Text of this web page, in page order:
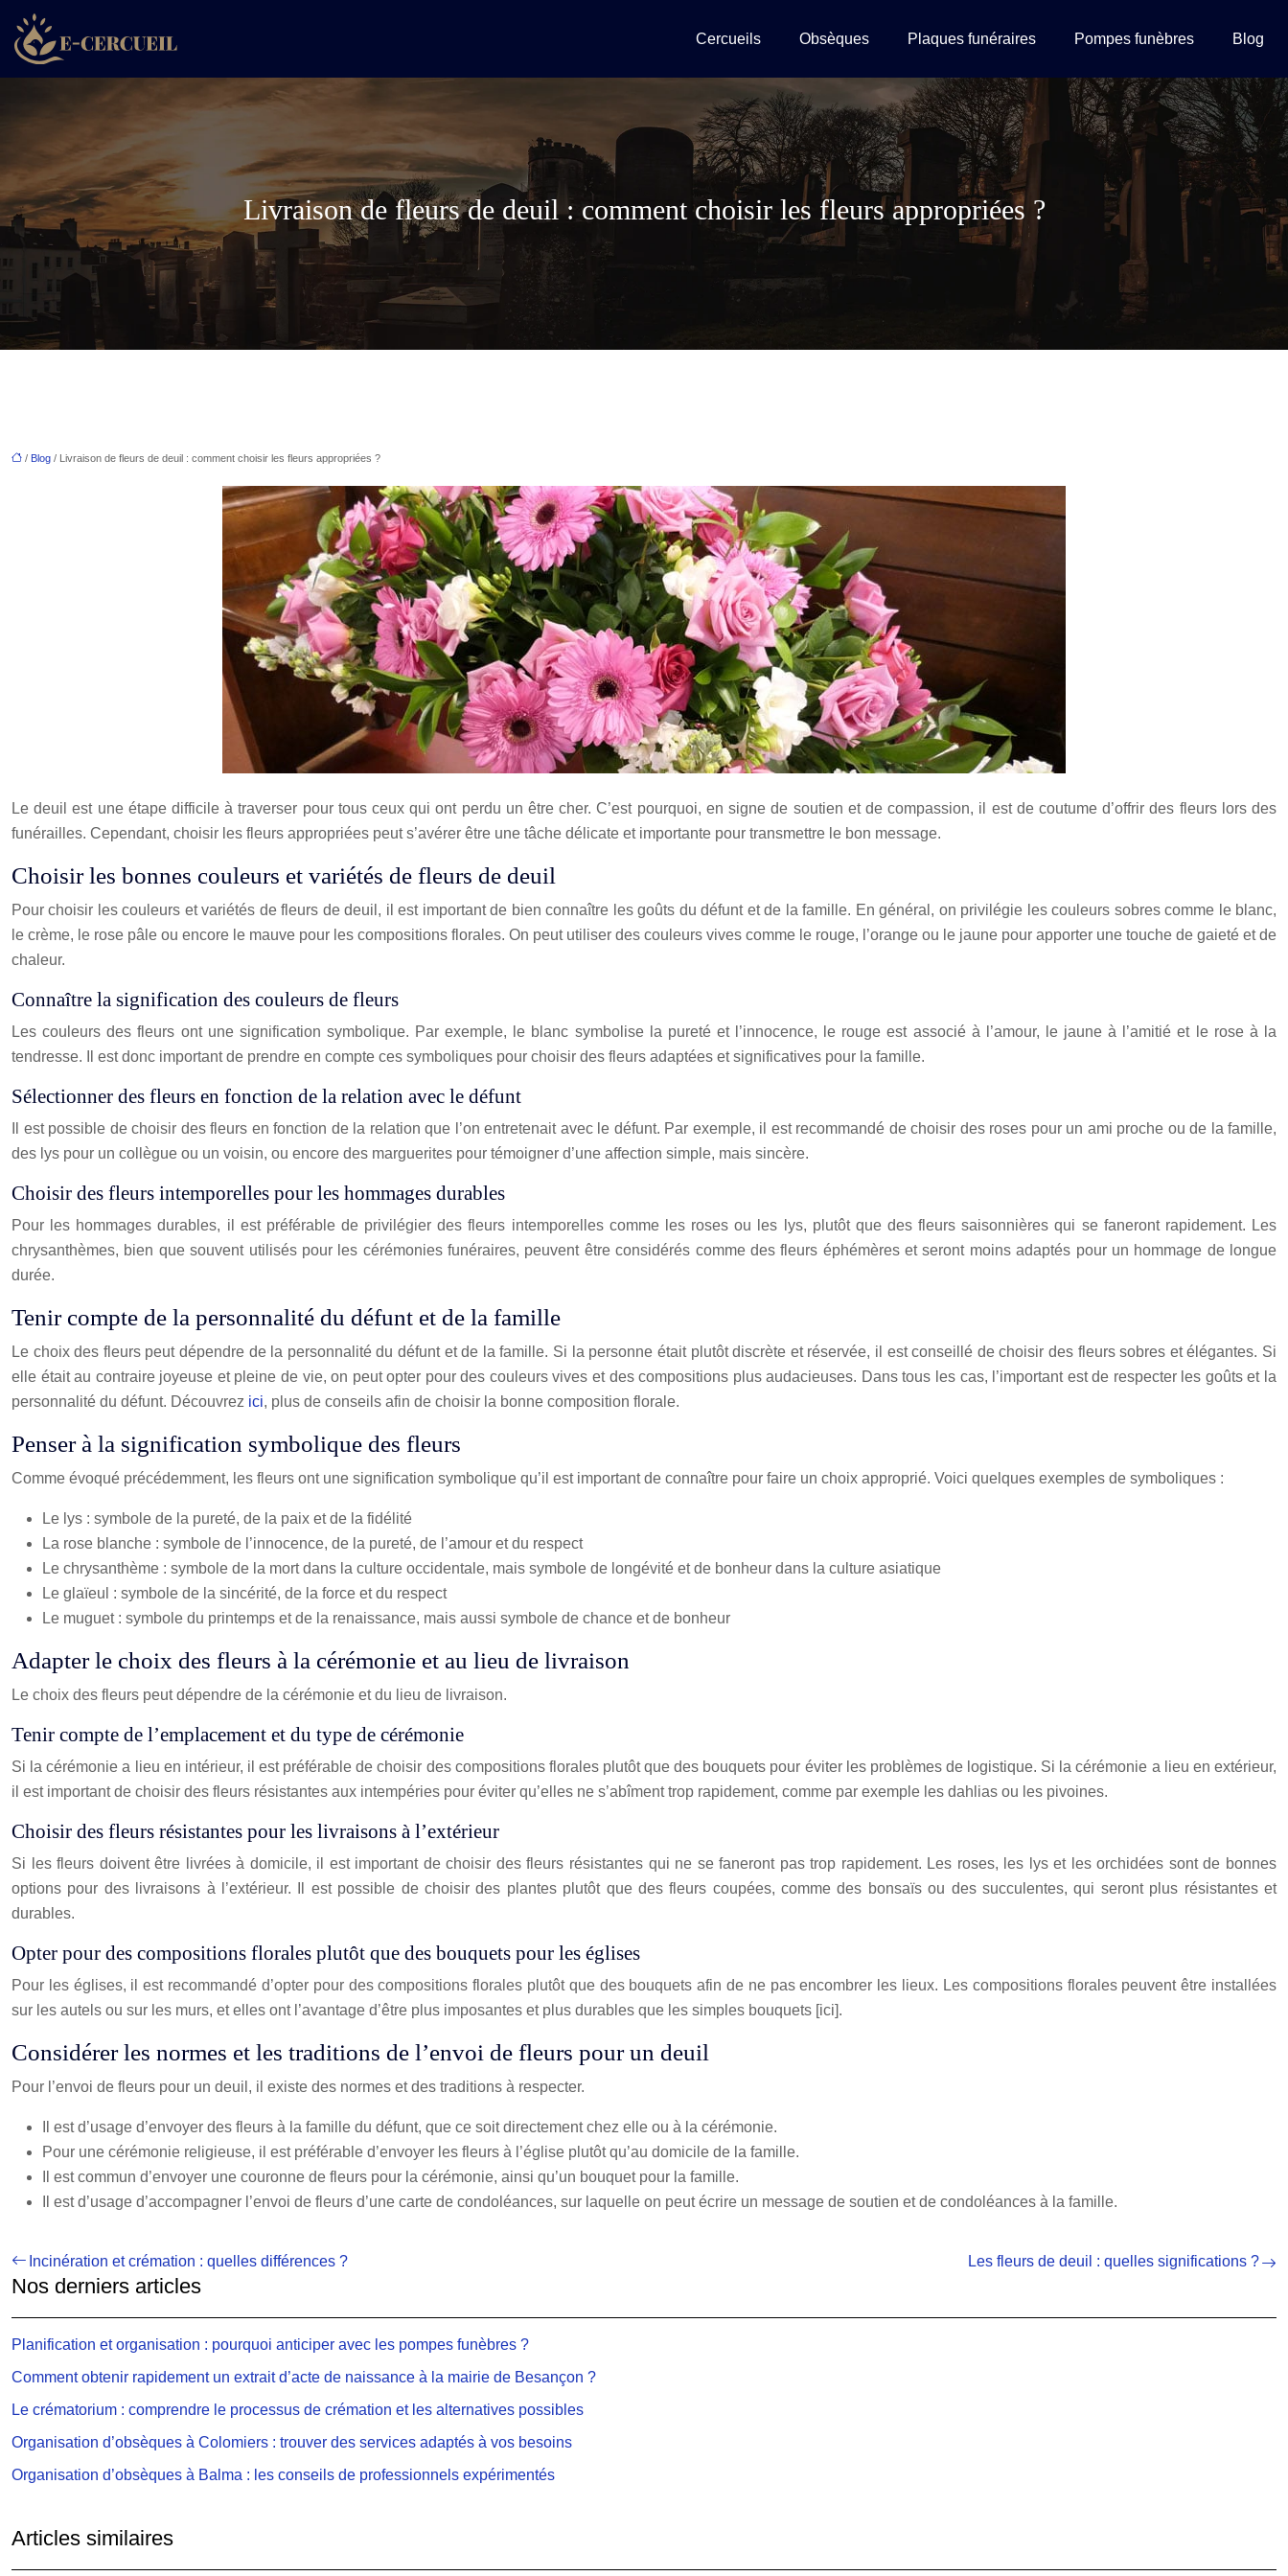
Cercueils Obsèques Plaques funéraires Pompes funèbres Blog
Livraison de fleurs de deuil : comment choisir les fleurs appropriées ?
/ Blog / Livraison de fleurs de deuil : comment choisir les fleurs appropriées ?
Le deuil est une étape difficile à traverser pour tous ceux qui ont perdu un être cher. C’est pourquoi, en signe de soutien et de compassion, il est de coutume d’offrir des fleurs lors des
funérailles. Cependant, choisir les fleurs appropriées peut s’avérer être une tâche délicate et importante pour transmettre le bon message.
Choisir les bonnes couleurs et variétés de fleurs de deuil
Pour choisir les couleurs et variétés de fleurs de deuil, il est important de bien connaître les goûts du défunt et de la famille. En général, on privilégie les couleurs sobres comme le blanc,
le crème, le rose pâle ou encore le mauve pour les compositions florales. On peut utiliser des couleurs vives comme le rouge, l’orange ou le jaune pour apporter une touche de gaieté et de
chaleur.
Connaître la signification des couleurs de fleurs
Les couleurs des fleurs ont une signification symbolique. Par exemple, le blanc symbolise la pureté et l’innocence, le rouge est associé à l’amour, le jaune à l’amitié et le rose à la
tendresse. Il est donc important de prendre en compte ces symboliques pour choisir des fleurs adaptées et significatives pour la famille.
Sélectionner des fleurs en fonction de la relation avec le défunt
Il est possible de choisir des fleurs en fonction de la relation que l’on entretenait avec le défunt. Par exemple, il est recommandé de choisir des roses pour un ami proche ou de la famille,
des lys pour un collègue ou un voisin, ou encore des marguerites pour témoigner d’une affection simple, mais sincère.
Choisir des fleurs intemporelles pour les hommages durables
Pour les hommages durables, il est préférable de privilégier des fleurs intemporelles comme les roses ou les lys, plutôt que des fleurs saisonnières qui se faneront rapidement. Les
chrysanthèmes, bien que souvent utilisés pour les cérémonies funéraires, peuvent être considérés comme des fleurs éphémères et seront moins adaptés pour un hommage de longue
durée.
Tenir compte de la personnalité du défunt et de la famille
Le choix des fleurs peut dépendre de la personnalité du défunt et de la famille. Si la personne était plutôt discrète et réservée, il est conseillé de choisir des fleurs sobres et élégantes. Si
elle était au contraire joyeuse et pleine de vie, on peut opter pour des couleurs vives et des compositions plus audacieuses. Dans tous les cas, l’important est de respecter les goûts et la
personnalité du défunt. Découvrez ici, plus de conseils afin de choisir la bonne composition florale.
Penser à la signification symbolique des fleurs
Comme évoqué précédemment, les fleurs ont une signification symbolique qu’il est important de connaître pour faire un choix approprié. Voici quelques exemples de symboliques :
Le lys : symbole de la pureté, de la paix et de la fidélité
La rose blanche : symbole de l’innocence, de la pureté, de l’amour et du respect
Le chrysanthème : symbole de la mort dans la culture occidentale, mais symbole de longévité et de bonheur dans la culture asiatique
Le glaïeul : symbole de la sincérité, de la force et du respect
Le muguet : symbole du printemps et de la renaissance, mais aussi symbole de chance et de bonheur
Adapter le choix des fleurs à la cérémonie et au lieu de livraison
Le choix des fleurs peut dépendre de la cérémonie et du lieu de livraison.
Tenir compte de l’emplacement et du type de cérémonie
Si la cérémonie a lieu en intérieur, il est préférable de choisir des compositions florales plutôt que des bouquets pour éviter les problèmes de logistique. Si la cérémonie a lieu en extérieur,
il est important de choisir des fleurs résistantes aux intempéries pour éviter qu’elles ne s’abîment trop rapidement, comme par exemple les dahlias ou les pivoines.
Choisir des fleurs résistantes pour les livraisons à l’extérieur
Si les fleurs doivent être livrées à domicile, il est important de choisir des fleurs résistantes qui ne se faneront pas trop rapidement. Les roses, les lys et les orchidées sont de bonnes
options pour des livraisons à l’extérieur. Il est possible de choisir des plantes plutôt que des fleurs coupées, comme des bonsaïs ou des succulentes, qui seront plus résistantes et
durables.
Opter pour des compositions florales plutôt que des bouquets pour les églises
Pour les églises, il est recommandé d’opter pour des compositions florales plutôt que des bouquets afin de ne pas encombrer les lieux. Les compositions florales peuvent être installées
sur les autels ou sur les murs, et elles ont l’avantage d’être plus imposantes et plus durables que les simples bouquets [ici].
Considérer les normes et les traditions de l’envoi de fleurs pour un deuil
Pour l’envoi de fleurs pour un deuil, il existe des normes et des traditions à respecter.
Il est d’usage d’envoyer des fleurs à la famille du défunt, que ce soit directement chez elle ou à la cérémonie.
Pour une cérémonie religieuse, il est préférable d’envoyer les fleurs à l’église plutôt qu’au domicile de la famille.
Il est commun d’envoyer une couronne de fleurs pour la cérémonie, ainsi qu’un bouquet pour la famille.
Il est d’usage d’accompagner l’envoi de fleurs d’une carte de condoléances, sur laquelle on peut écrire un message de soutien et de condoléances à la famille.
Incinération et crémation : quelles différences ? Les fleurs de deuil : quelles significations ?
Nos derniers articles
Planification et organisation : pourquoi anticiper avec les pompes funèbres ?
Comment obtenir rapidement un extrait d’acte de naissance à la mairie de Besançon ?
Le crématorium : comprendre le processus de crémation et les alternatives possibles
Organisation d’obsèques à Colomiers : trouver des services adaptés à vos besoins
Organisation d’obsèques à Balma : les conseils de professionnels expérimentés
Articles similaires